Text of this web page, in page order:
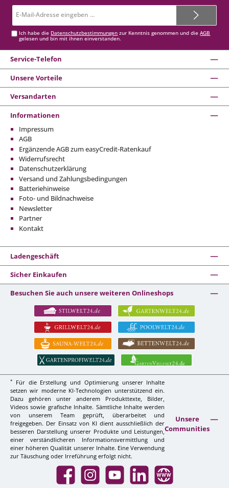
Mail-
Ich habe die Datenschutzbestimmungen zur Kenntnis genommen und dieAGB
gelesen und bin mit ihnen einverstanden.
Service-Telefon
Unsere Vorteile
Versandarten
Informationen
Impressum
AGB
Ergänzende AGB zum easyCredit-Ratenkauf
Widerrufsrecht
Datenschutzerklärung
Versand und Zahlungsbedingungen
Batteriehinweise
Foto- und Bildnachweise
Newsletter
Partner
Kontakt
Ladengeschäft
Sicher Einkaufen
Besuchen Sie auch unsere weiteren Onlineshops
*
Für die Erstellung und Optimierung unserer Inhalte
setzen wir moderne KI-Technologien unterstützend ein.
Dazu gehören unter anderem Produkttexte, Bilder,
Videos sowie grafische Inhalte. Sämtliche Inhalte werden
von unserem Team geprüft, überarbeitet und
freigegeben. Der Einsatz von KI dient ausschließlich der
besseren Darstellung unserer Produkte und Leistungen,
einer verständlicheren Informationsvermittlung und
einer höheren Qualität unserer Inhalte. Eine Verwendung
zur Täuschung oder Irreführung erfolgt nicht.
Unsere
Communities
Facebook InstagramYouTube LinkedIn Website